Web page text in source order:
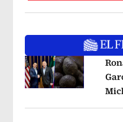
Opens in new window